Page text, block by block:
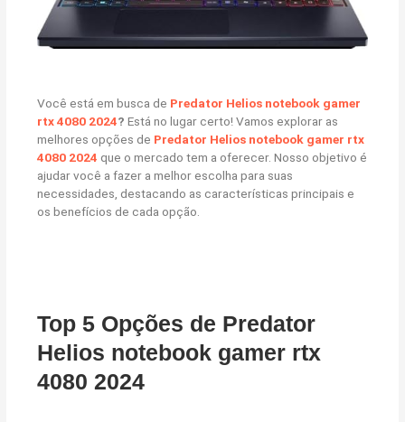
Você está em busca de Predator Helios notebook gamer
rtx 4080 2024? Está no lugar certo! Vamos explorar as
melhores opções de Predator Helios notebook gamer rtx
4080 2024 que o mercado tem a oferecer. Nosso objetivo é
ajudar você a fazer a melhor escolha para suas
necessidades, destacando as características principais e
os benefícios de cada opção.
Top 5 Opções de Predator
Helios notebook gamer rtx
4080 2024